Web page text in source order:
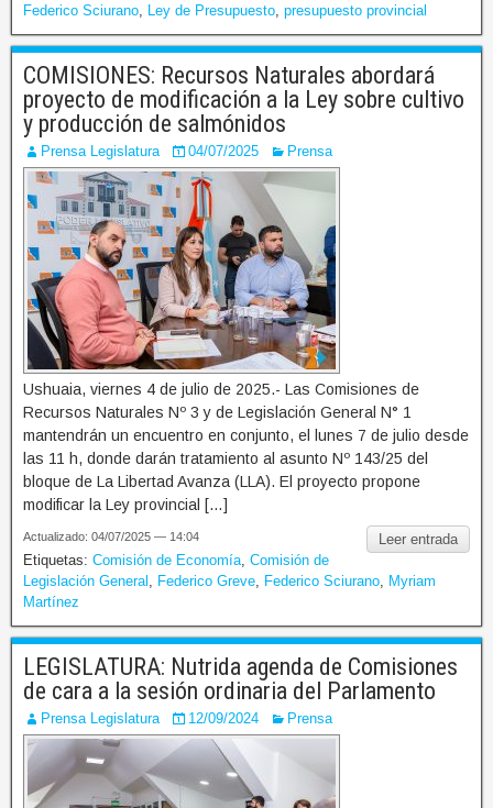
Federico Sciurano
Ley de Presupuesto presupuesto provincial
COMISIONES: Recursos Naturales abordará
proyecto de modificación a la Ley sobre cultivo
y producción de salmónidos
Prensa Legislatura 04/07/2025 Prensa
Ushuaia, viernes 4 de julio de 2025.- Las Comisiones de
Recursos Naturales Nº 3 y de Legislación General N° 1
mantendrán un encuentro en conjunto, el lunes 7 de julio desde
las 11 h, donde darán tratamiento al asunto Nº 143/25 del
bloque de La Libertad Avanza (LLA). El proyecto propone
modificar la Ley provincial […]
Leer entrada
Actualizado: 04/07/2025 — 14:04
Etiquetas: Comisión de Economía Comisión de
Legislación General
Federico Greve Federico Sciurano
Myriam
Martínez
LEGISLATURA: Nutrida agenda de Comisiones
de cara a la sesión ordinaria del Parlamento
Prensa Legislatura 12/09/2024 Prensa